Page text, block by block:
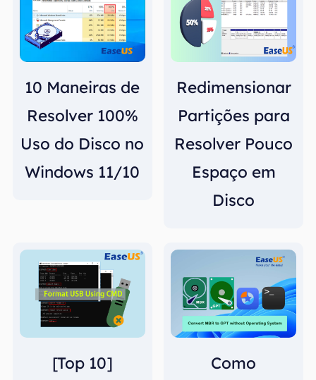
10 Maneiras de
Resolver 100%
Uso do Disco no
Windows 11/10
Redimensionar
Partições para
Resolver Pouco
Espaço em
Disco
[Top 10]
Como